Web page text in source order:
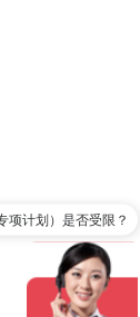
项计划）是否受限？